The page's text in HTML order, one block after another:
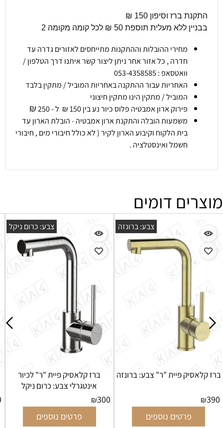
התקנת ברז וסיפון 150 ₪
בבניין ללא מעלית תוספת 50 ₪ לכל קומה מקומה 2
מחירי ההובלות וההתקנות מתייחסים לאזורים גדרה עד
חדרה , כל אזור אחר ניתן ליצור קשר איתנו דרך הטלפון /
וואטסאפ : 053-4358585
האחריות עבור ההתקנה באחריות המוביל / מתקין בלבד
המוביל / מתקין הינו מתקין חיצוני
פירוק ארון אמבטיה פלוס כיור נע בין 150 ₪ ל - 250
₪
משמעות הובלה והתקנת ארון אמבטיה - הובלת הארון עד
בית הלקוח וקיבוע הארון לקיר ( לא כולל חיבורי מים , חיבורי
חשמל ואינסטלציה .
מוצרים דומים
צבע:
ברז קלאסיק פיית "ר"
אינטגרלי צבע: כרום
פרטים נוספים
צבע: ברונזה
ברז קלאסיק פיית "ר" צבע: ברונזה
פרטים נוספים